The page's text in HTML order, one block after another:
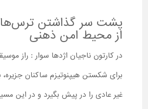
پشت سر گذاشتن
از محیط امن ذهنی
در کارتون ناجیان اژدها سوار : راز
برای شکستن هیپنوتیزم ساکنان
غیر عادی را در پیش بگیرد و در این